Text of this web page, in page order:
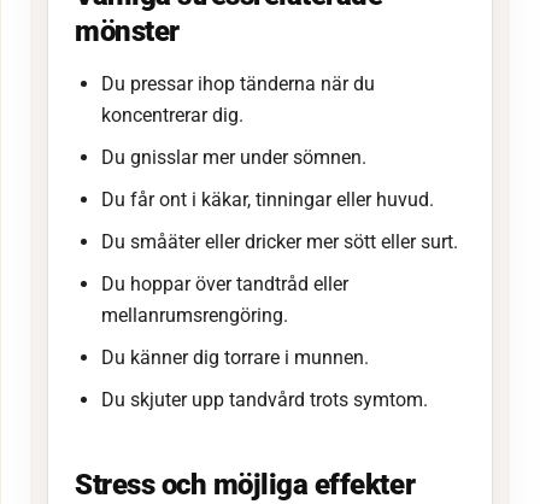
mönster
Du pressar ihop tänderna när du
koncentrerar dig.
Du gnisslar mer under sömnen.
Du får ont i käkar, tinningar eller huvud.
Du småäter eller dricker mer sött eller surt.
Du hoppar över tandtråd eller
mellanrumsrengöring.
Du känner dig torrare i munnen.
Du skjuter upp tandvård trots symtom.
Stress och möjliga effekter